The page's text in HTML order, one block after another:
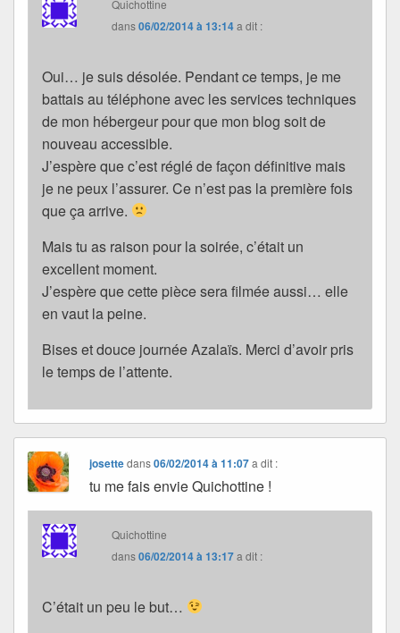
Quichottine
dans06/02/2014 à 13:14a dit :
Oui… je suis désolée. Pendant ce temps, je me
battais au téléphone avec les services techniques
de mon hébergeur pour que mon blog soit de
nouveau accessible.
J’espère que c’est réglé de façon définitive mais
je ne peux l’assurer. Ce n’est pas la première fois
que ça arrive.
Mais tu as raison pour la soirée, c’était un
excellent moment.
J’espère que cette pièce sera filmée aussi… elle
en vaut la peine.
Bises et douce journée Azalaïs. Merci d’avoir pris
le temps de l’attente.
josettedans06/02/2014 à 11:07 a dit :
tu me fais envie Quichottine !
Quichottine
dans06/02/2014 à 13:17a dit :
C’était un peu le but…